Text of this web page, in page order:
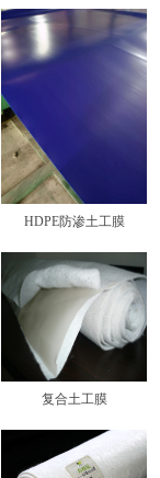
HDPE防渗土工膜
复合土工膜